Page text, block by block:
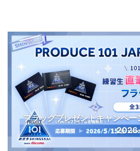
フラッグプレゼントキャンペー